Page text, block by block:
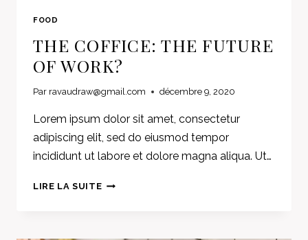
FOOD
THE COFFICE: THE FUTURE
OF WORK?
Par ravaudraw@gmail.com décembre 9, 2020
Lorem ipsum dolor sit amet, consectetur
adipiscing elit, sed do eiusmod tempor
incididunt ut labore et dolore magna aliqua. Ut…
LIRE LA SUITETHE